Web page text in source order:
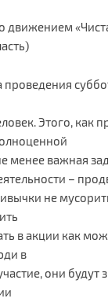
движением
Этого, как
менее важная
–
не
в акции как
в
они будут